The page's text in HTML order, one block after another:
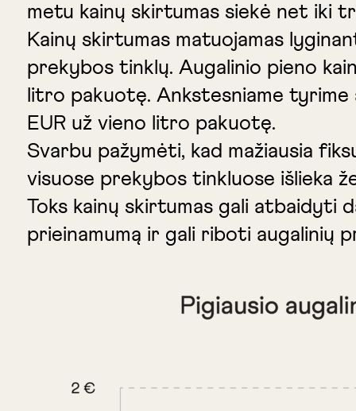
metu kainų skirtumas siekė net iki
Kainų skirtumas matuojamas
prekybos tinklų. Augalinio pieno
litro pakuotę. Ankstesniame tyrime
EUR už vieno litro pakuotę.
Svarbu pažymėti, kad mažiausia
visuose prekybos tinkluose išlieka
Toks kainų skirtumas gali atbaidyti
prieinamumą ir gali riboti augalinių